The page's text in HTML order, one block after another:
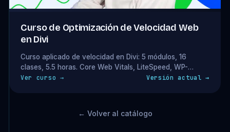
Curso de Optimización de Velocidad Web
en Divi
Curso aplicado de velocidad en Divi: 5 módulos, 16
clases, 5.5 horas. Core Web Vitals, LiteSpeed, WP-
Rocket, imágenes y scripts diferidos. Acceso completo
Ver curso → Versión actual →
← Volver al catálogo